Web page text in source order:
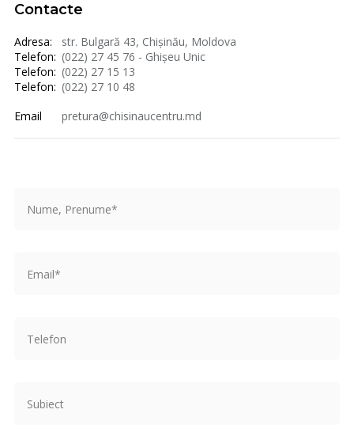
Contacte
Adresa:
str. Bulgară 43, Chișinău, Moldova
Telefon: (022) 27 45 76 - Ghișeu Unic
Telefon: (022) 27 15 13
Telefon: (022) 27 10 48
Email
pretura@chisinaucentru.md